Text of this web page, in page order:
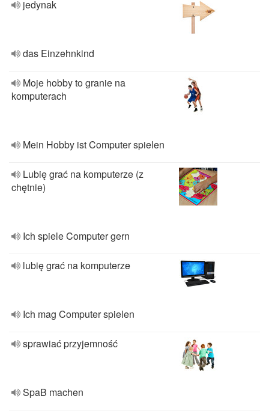
jedynak
das Einzehnkind
Moje hobby to granie na
komputerach
Mein Hobby ist Computer spielen
Lubię grać na komputerze (z
chętnie)
Ich spiele Computer gern
lubię grać na komputerze
Ich mag Computer spielen
sprawiać przyjemność
SpaB machen